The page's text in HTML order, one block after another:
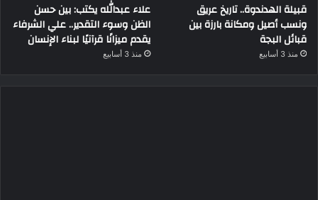
قبيلة الهدندوة.. تاريخ عريق
ونسب أصيل ومكانة بارزة بين
قبائل البجة
منذ 3 أسابيع
علاء عبدالله يكتب: بين حسن
الظن وسوء التقدير.. علي الشرفاء
يقدم ميزانًا قرآنيًا لبناء الإنسان
منذ 3 أسابيع